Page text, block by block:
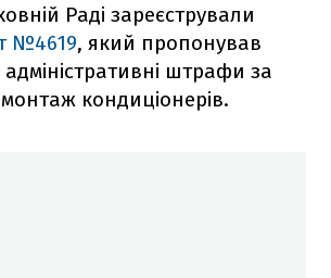
Раді зареєстрували
№4619, який пропонував
штрафи за
кондиціонерів.